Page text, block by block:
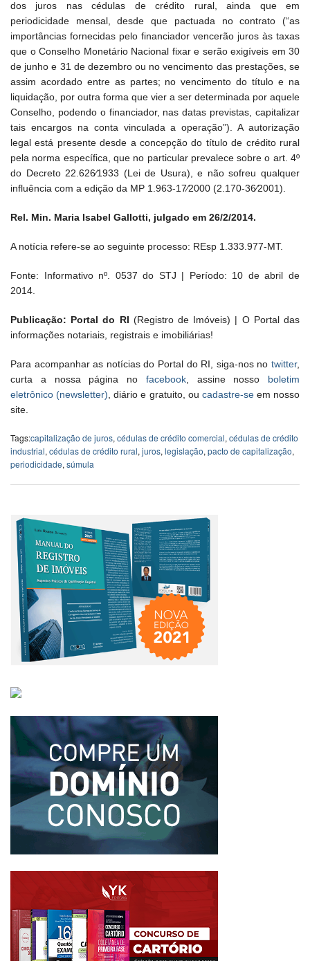
dos juros nas cédulas de crédito rural, ainda que em
periodicidade mensal, desde que pactuada no contrato (“as
importâncias fornecidas pelo financiador vencerão juros às taxas
que o Conselho Monetário Nacional fixar e serão exigíveis em 30
de junho e 31 de dezembro ou no vencimento das prestações, se
assim acordado entre as partes; no vencimento do título e na
liquidação, por outra forma que vier a ser determinada por aquele
Conselho, podendo o financiador, nas datas previstas, capitalizar
tais encargos na conta vinculada a operação”). A autorização
legal está presente desde a concepção do título de crédito rural
pela norma específica, que no particular prevalece sobre o art. 4º
do Decreto 22.626⁄1933 (Lei de Usura), e não sofreu qualquer
influência com a edição da MP 1.963-17⁄2000 (2.170-36⁄2001).
Rel. Min. Maria Isabel Gallotti, julgado em 26/2/2014.
A notícia refere-se ao seguinte processo: REsp 1.333.977-MT.
Fonte: Informativo nº. 0537 do STJ | Período: 10 de abril de
2014.
Publicação: Portal do RI (Registro de Imóveis) | O Portal das
informações notariais, registrais e imobiliárias!
Para acompanhar as notícias do Portal do RI, siga-nos no twitter,
curta a nossa página no facebook, assine nosso boletim
eletrônico (newsletter) , diário e gratuito, ou cadastre-seem nosso
site.
Tags:capitalização de juros, cédulas de crédito comercial, cédulas de crédito
industrial, cédulas de crédito rural, juros, legislação, pacto de capitalização,
periodicidade, súmula